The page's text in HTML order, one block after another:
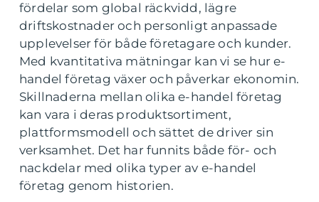
fördelar som global räckvidd, lägre
driftskostnader och personligt anpassade
upplevelser för både företagare och kunder.
Med kvantitativa mätningar kan vi se hur e-
handel företag växer och påverkar ekonomin.
Skillnaderna mellan olika e-handel företag
kan vara i deras produktsortiment,
plattformsmodell och sättet de driver sin
verksamhet. Det har funnits både för- och
nackdelar med olika typer av e-handel
företag genom historien.